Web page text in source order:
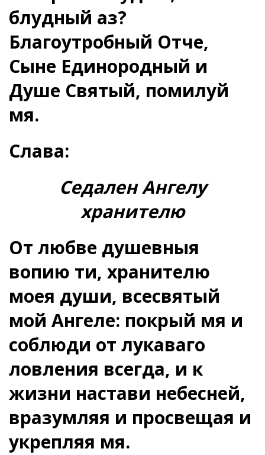
блудный аз?
Благоутробный Отче,
Сыне Единородный и
Душе Святый, помилуй
мя.
Слава:
Седален Ангелу
хранителю
От любве душевныя
вопию ти, хранителю
моея души, всесвятый
мой Ангеле: покрый мя и
соблюди от лукаваго
ловления всегда, и к
жизни настави небесней,
вразумляя и просвещая и
укрепляя мя.